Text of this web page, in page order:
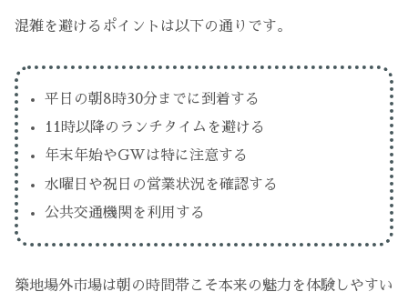
混雑を避けるポイントは以下の通りです。
平日の朝8時30分までに到着する
11時以降のランチタイムを避ける
年末年始やGWは特に注意する
水曜日や祝日の営業状況を確認する
公共交通機関を利用する
築地場外市場は朝の時間帯こそ本来の魅力を体験しやすい